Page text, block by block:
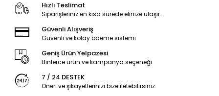
Hızlı Teslimat
Siparişleriniz en kısa sürede elinize ulaşır.
Güvenli Alışveriş
Güvenli ve kolay ödeme sistemi
Geniş Ürün Yelpazesi
Binlerce ürün ve kampanya seçeneği
7 / 24 DESTEK
Öneri ve şikayetlerinizi bize iletebilirsiniz.